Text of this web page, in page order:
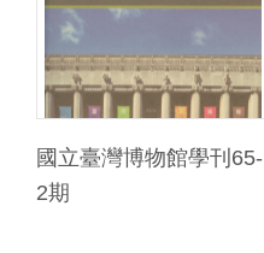
導
覽國立臺灣博物館學刊65-
2期